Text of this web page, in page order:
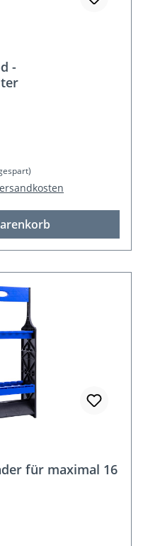
-
für maximal 16